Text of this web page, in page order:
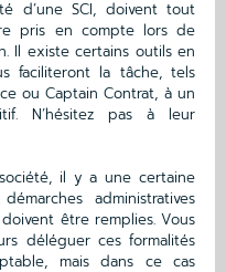
d’une SCI, doivent tout
pris en compte lors de
Il existe certains outils en
faciliteront la tâche, tels
ou Captain Contrat, à un
N’hésitez pas à leur
il y a une certaine
administratives
être remplies. Vous
déléguer ces formalités
mais dans ce cas